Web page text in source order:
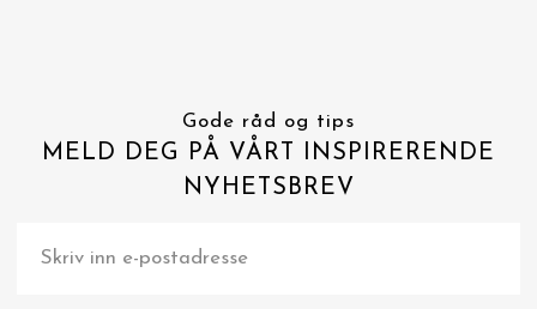
Gode råd og tips
MELD DEG PÅ VÅRT INSPIRERENDE
NYHETSBREV